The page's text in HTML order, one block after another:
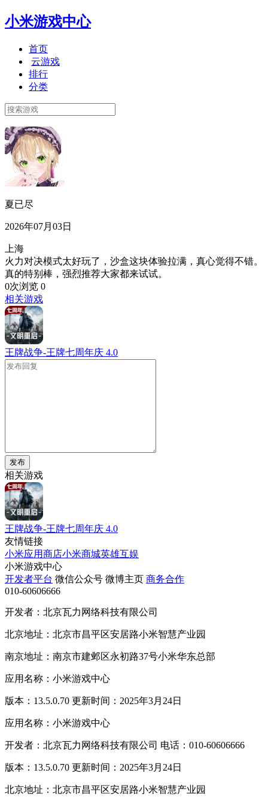
小米游戏中心
首页
云游戏
排行
分类
夏已尽
2026年07月03日
上海
火力对决模式太好玩了，沙盒这块体验拉满，真心觉得不错。
真的特别棒，强烈推荐大家都来试试。
0次浏览 0
相关游戏
王牌战争-王牌七周年庆 4.0
发布
相关游戏
王牌战争-王牌七周年庆 4.0
友情链接
小米应用商店小米商城英雄互娱
小米游戏中心
开发者平台 微信公众号 微博主页 商务合作
010-60606666
开发者：北京瓦力网络科技有限公司
北京地址：北京市昌平区安居路小米智慧产业园
南京地址：南京市建邺区永初路37号小米华东总部
应用名称：小米游戏中心
版本：13.5.0.70 更新时间：2025年3月24日
应用名称：小米游戏中心
开发者：北京瓦力网络科技有限公司 电话：010-60606666
版本：13.5.0.70 更新时间：2025年3月24日
北京地址：北京市昌平区安居路小米智慧产业园